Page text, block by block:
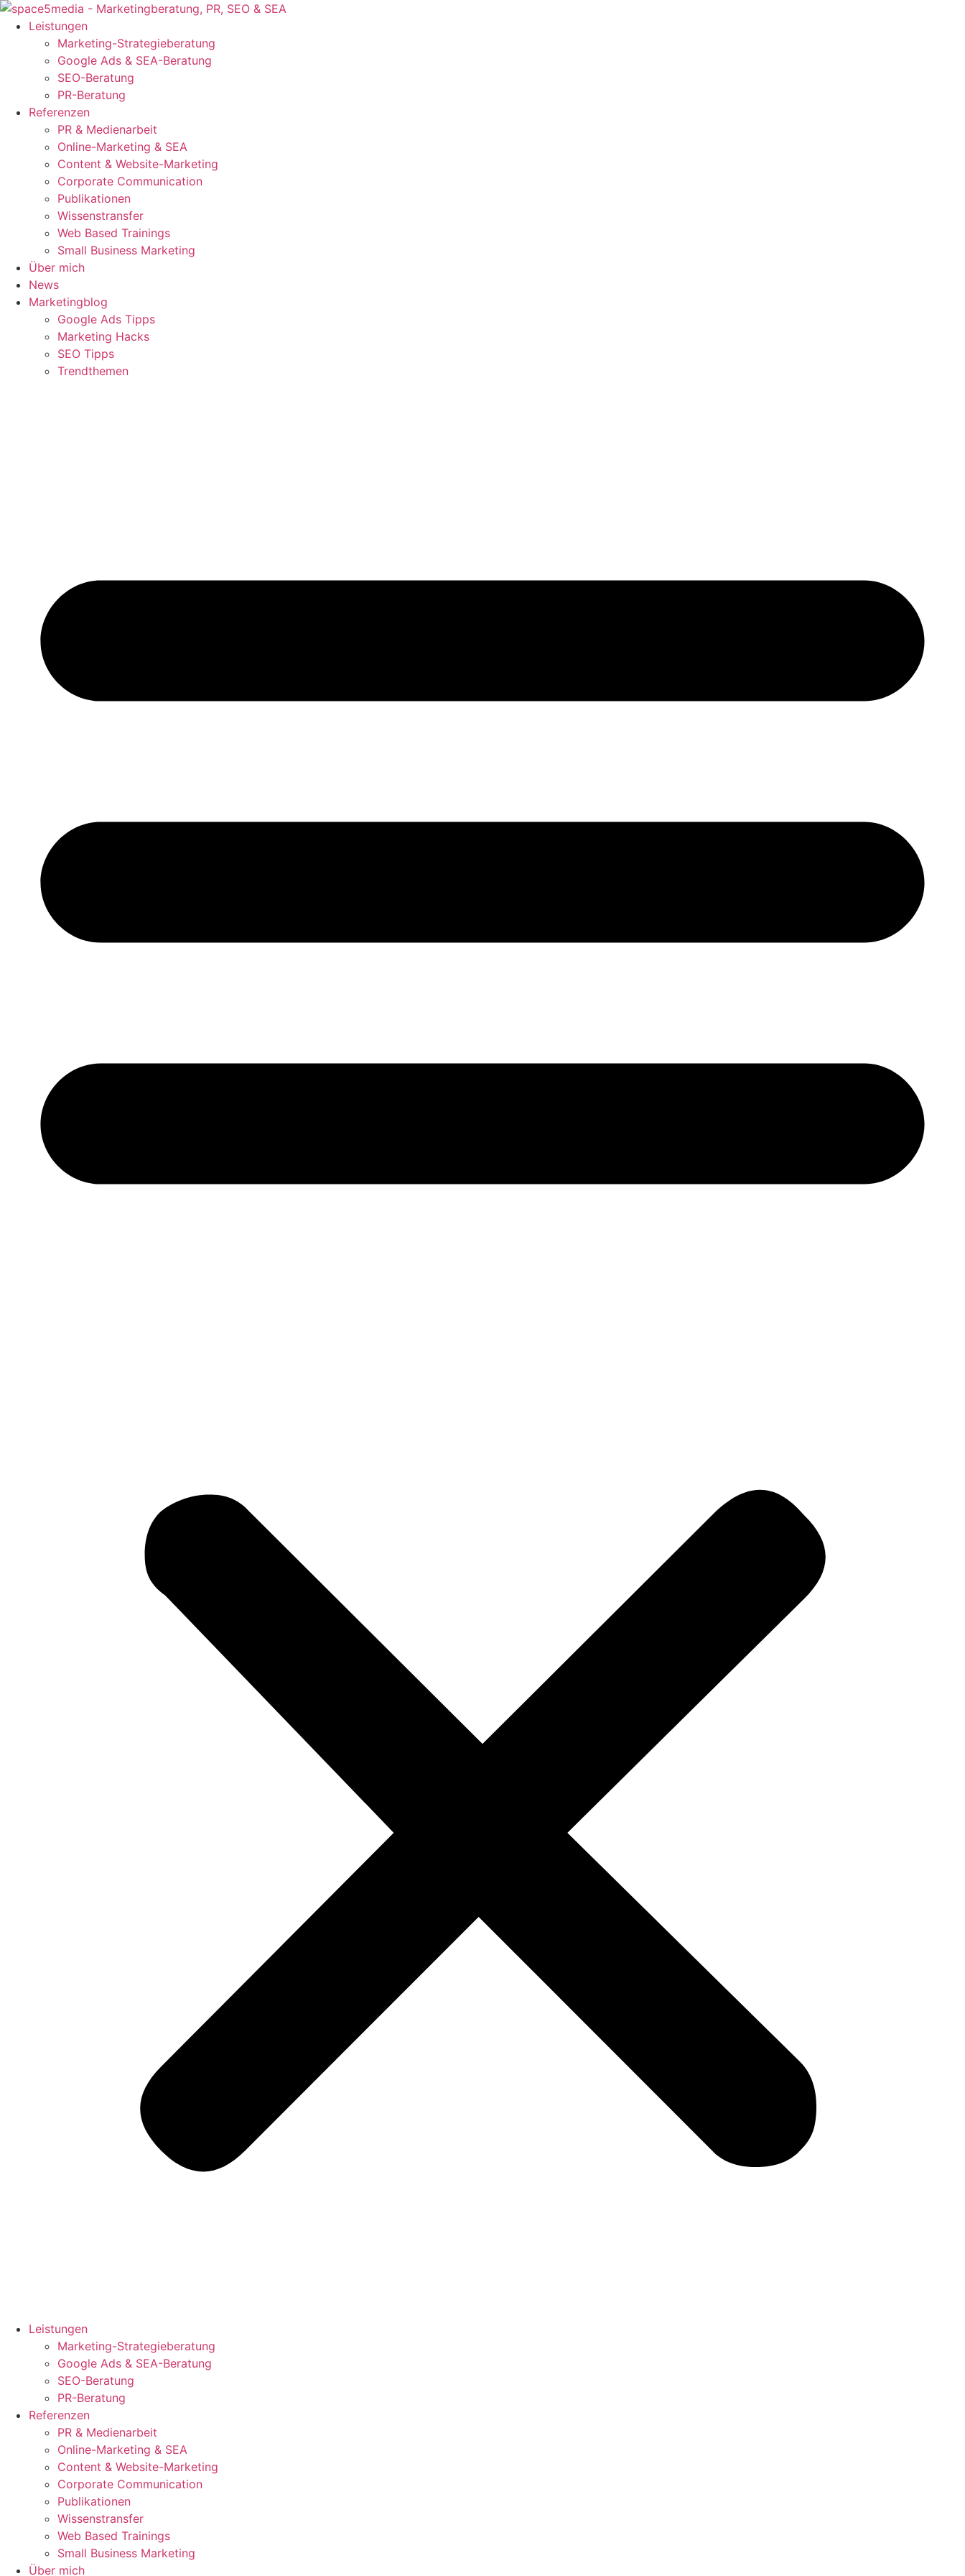
Zum
Inhalt
springen
Leistungen
Marketing-Strategieberatung
Google Ads & SEA-Beratung
SEO-Beratung
PR-Beratung
Referenzen
PR & Medienarbeit
Online-Marketing & SEA
Content & Website-Marketing
Corporate Communication
Publikationen
Wissenstransfer
Web Based Trainings
Small Business Marketing
Über mich
News
Marketingblog
Google Ads Tipps
Marketing Hacks
SEO Tipps
Trendthemen
Leistungen
Marketing-Strategieberatung
Google Ads & SEA-Beratung
SEO-Beratung
PR-Beratung
Referenzen
PR & Medienarbeit
Online-Marketing & SEA
Content & Website-Marketing
Corporate Communication
Publikationen
Wissenstransfer
Web Based Trainings
Small Business Marketing
Über mich